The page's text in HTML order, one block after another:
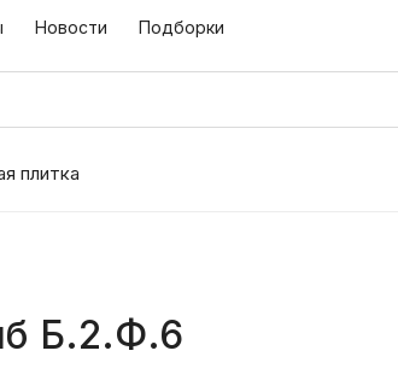
Новости Подборки
плитка
Б.2.Ф.6